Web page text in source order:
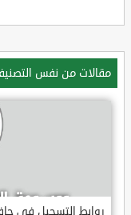
مقالات من نفس